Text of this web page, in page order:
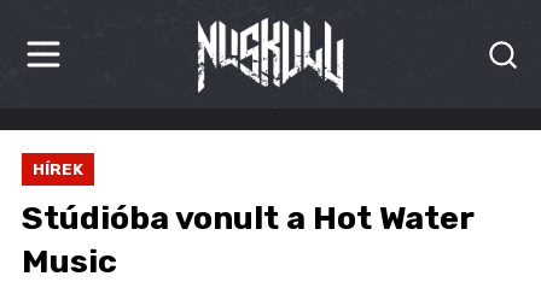
HÍREK
KRITIKÁK
BESZÁMOLÓK
HÍREK
Stúdióba vonult a Hot Water
Music